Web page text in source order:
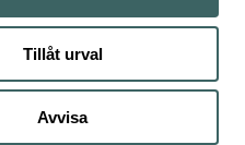
Tillåt urval
Avvisa